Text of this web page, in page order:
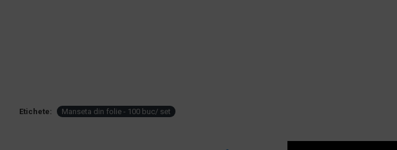
Etichete: Manseta din folie - 100 buc/ set